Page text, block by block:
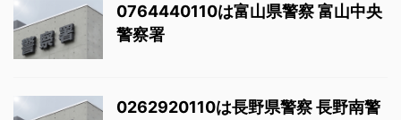
0764440110は富山県警察 富山中央
警察署
0262920110は長野県警察 長野南警